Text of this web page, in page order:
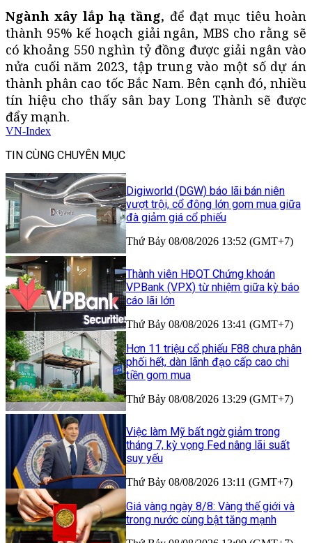
Ngành xây lắp hạ tầng, để đạt mục tiêu hoàn
thành 95% kế hoạch giải ngân, MBS cho rằng sẽ
có khoảng 550 nghìn tỷ đồng được giải ngân vào
nửa cuối năm 2023, tập trung vào một số dự án
thành phân cao tốc Bắc Nam. Bên cạnh đó, nhiều
tín hiệu cho thấy sân bay Long Thành sẽ được
đẩy mạnh.
VN-Index
TIN CÙNG CHUYÊN MỤC
Digiworld (DGW) báo lãi bán niên
vượt trội, cổ đông lớn gom mua giữa
đà giảm giá cổ phiếu
Thứ Bảy 08/08/2026 13:52 (GMT+7)
Thành viên HĐQT Chứng khoán
VPBank (VPX) từ nhiệm giữa kỳ báo
cáo lãi lớn
Thứ Bảy 08/08/2026 13:41 (GMT+7)
Hơn 11 triệu cổ phiếu F88 chưa phân
phối hết, dàn lãnh đạo cấp cao chi
tiền gom mua
Thứ Bảy 08/08/2026 13:29 (GMT+7)
Việc làm Mỹ bất ngờ giảm trong
tháng 7, kỳ vọng Fed nâng lãi suất
suy yếu
Thứ Bảy 08/08/2026 13:11 (GMT+7)
Giá vàng ngày 8/8: Vàng thế giới và
trong nước cùng bật tăng mạnh